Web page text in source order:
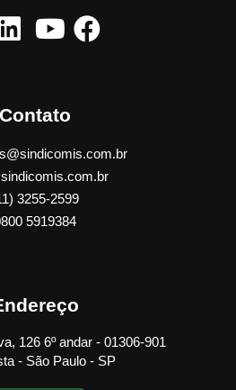
Contato
3255-2599
5919384
126 6º andar - 01306-901
- São Paulo - SP